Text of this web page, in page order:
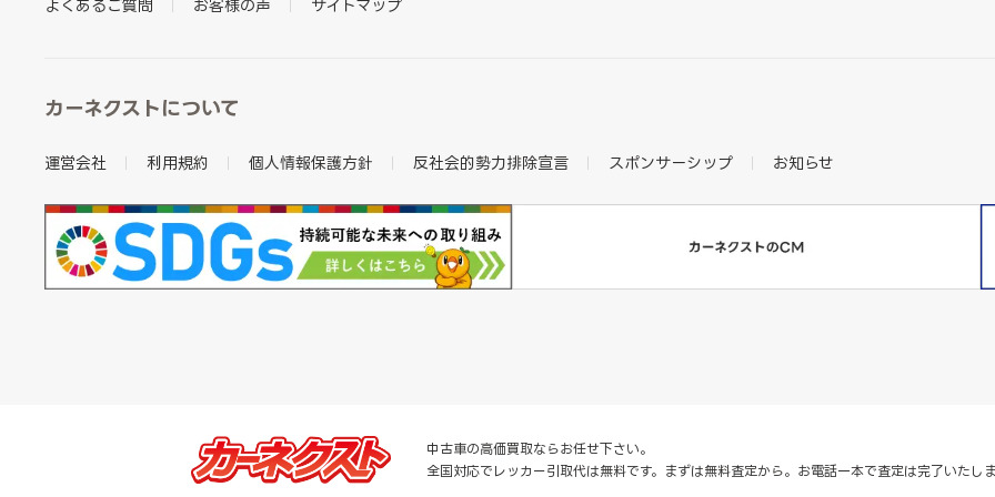
よくあるご質問 お客様の声 サイトマップ
カーネクストについて
運営会社 利用規約 個人情報保護方針 反社会的勢力排除宣言 スポンサーシップ お知らせ
中古車の高価買取ならお任せ下さい。
全国対応でレッカー引取代は無料です。まずは無料査定から。お電話一本で査定は完了いたし